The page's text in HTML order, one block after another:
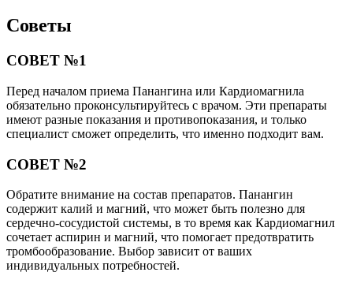
Советы
СОВЕТ №1
Перед началом приема Панангина или Кардиомагнила
обязательно проконсультируйтесь с врачом. Эти препараты
имеют разные показания и противопоказания, и только
специалист сможет определить, что именно подходит вам.
СОВЕТ №2
Обратите внимание на состав препаратов. Панангин
содержит калий и магний, что может быть полезно для
сердечно-сосудистой системы, в то время как Кардиомагнил
сочетает аспирин и магний, что помогает предотвратить
тромбообразование. Выбор зависит от ваших
индивидуальных потребностей.